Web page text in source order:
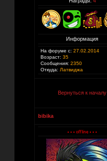
Информация
На форуме с: 27.02.2014
Возраст: 35
Сообщения: 2350
Откуда: Латвиджа
Вернуться к началу
bibika